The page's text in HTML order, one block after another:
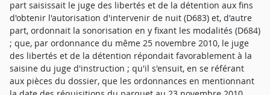
part saisissait le juge des libertés et de la détention aux fins
d'obtenir l'autorisation d'intervenir de nuit (D683) et, d'autre
part, ordonnait la sonorisation en y fixant les modalités (D684)
; que, par ordonnance du même 25 novembre 2010, le juge
des libertés et de la détention répondait favorablement à la
saisine du juge d'instruction ; qu'il s'ensuit, en se référant
aux pièces du dossier, que les ordonnances en mentionnant